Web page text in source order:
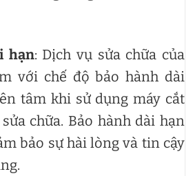
hạn: Dịch vụ sửa chữa của
với chế độ bảo hành dài
tâm khi sử dụng máy cắt
chữa. Bảo hành dài hạn
bảo sự hài lòng và tin cậy